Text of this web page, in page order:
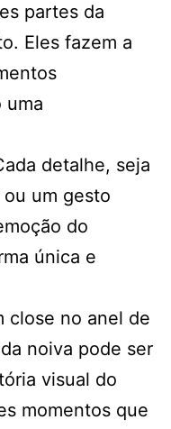
partes da
Eles fazem a
uma
detalhe, seja
um gesto
do
única e
close no anel de
noiva pode ser
visual do
momentos que